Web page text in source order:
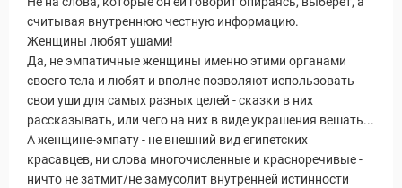
Статьи
считывая внутреннюю честную информацию.
Женщины любят ушами!
Да, не эмпатичные женщины именно этими органами
своего тела и любят и вполне позволяют использовать
свои уши для самых разных целей - сказки в них
рассказывать, или чего на них в виде украшения вешать...
А женщине-эмпату - не внешний вид египетских
красавцев, ни слова многочисленные и красноречивые -
ничто не затмит/не замусолит внутренней истинности